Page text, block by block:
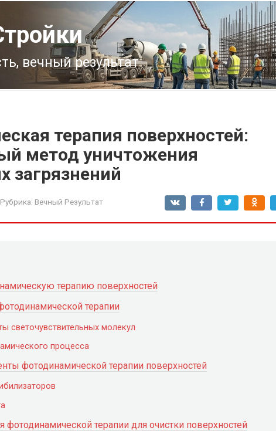
вечный результат
терапия поверхностей:
метод уничтожения
загрязнений
Рубрика: Вечный Результат
терапию поверхностей
терапии
светочувствительных молекул
процесса
фотодинамической терапии поверхностей
фотодинамической терапии для очистки поверхностей